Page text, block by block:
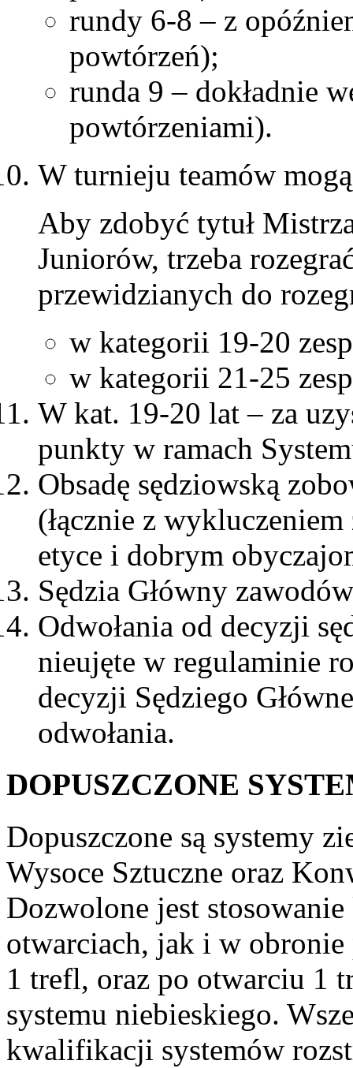
rundy 6-8 – z
powtórzeń);
runda 9 – dokładnie
powtórzeniami).
W turnieju teamów
Aby zdobyć tytuł
Juniorów, trzeba
przewidzianych do
w kategorii 19-20
w kategorii 21-25
W kat. 19-20 lat – za
punkty w ramach
Obsadę sędziowską
(łącznie z
etyce i dobrym
Sędzia Główny
Odwołania od decyzji
nieujęte w regulaminie
decyzji Sędziego
odwołania.
DOPUSZCZONE
Dopuszczone są systemy
Wysoce Sztuczne oraz
Dozwolone jest
otwarciach, jak i w
1 trefl, oraz po otwarciu 1
systemu niebieskiego.
kwalifikacji systemów